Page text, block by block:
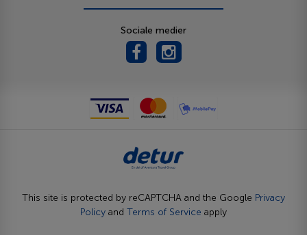
Sociale medier
This site is protected by reCAPTCHA and the Google Privacy
Policy and Terms of Service apply